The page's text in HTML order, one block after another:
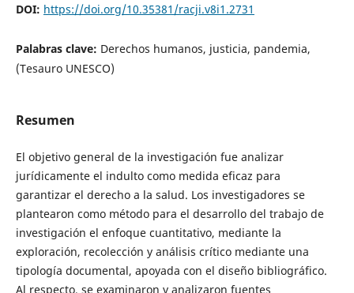
DOI: https://doi.org/10.35381/racji.v8i1.2731
Palabras clave: Derechos humanos, justicia, pandemia,
(Tesauro UNESCO)
Resumen
El objetivo general de la investigación fue analizar
jurídicamente el indulto como medida eficaz para
garantizar el derecho a la salud. Los investigadores se
plantearon como método para el desarrollo del trabajo de
investigación el enfoque cuantitativo, mediante la
exploración, recolección y análisis crítico mediante una
tipología documental, apoyada con el diseño bibliográfico.
Al respecto, se examinaron y analizaron fuentes